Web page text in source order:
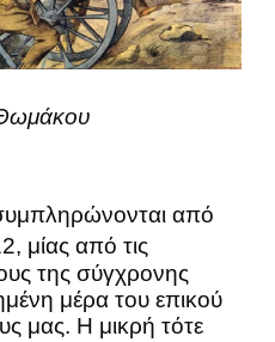
από
μίας από τις
της σύγχρονης
μέρα του επικού
μας. Η μικρή τότε